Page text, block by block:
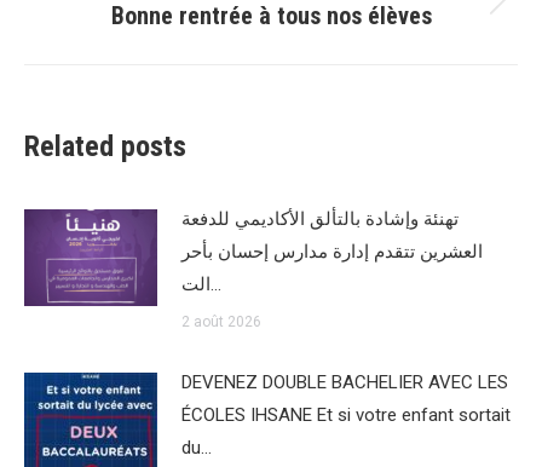
Article
Bonne rentrée à tous nos élèves
Related posts
تهنئة وإشادة بالتألق الأكاديمي للدفعة
العشرين تتقدم إدارة مدارس إحسان بأحر
الت…
2 août 2026
DEVENEZ DOUBLE BACHELIER AVEC LES
ÉCOLES IHSANE Et si votre enfant sortait
du…